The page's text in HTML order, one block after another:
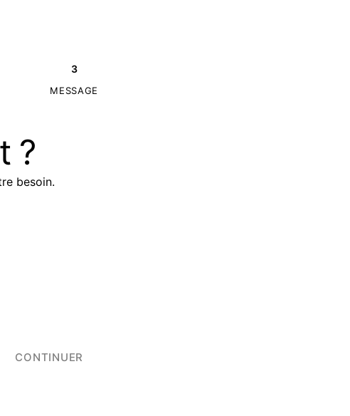
3
MESSAGE
?
besoin.
CONTINUER